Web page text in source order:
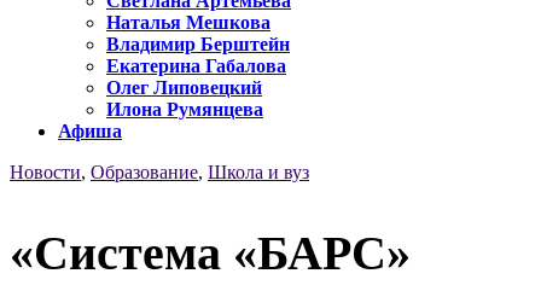
Наталья Мешкова
Владимир Берштейн
Екатерина Габалова
Олег Липовецкий
Илона Румянцева
Афиша
Новости, Образование, Школа и вуз
«Система «БАРС»